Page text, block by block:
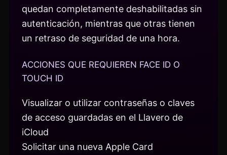
quedan completamente deshabilitadas sin
autenticación, mientras que otras tienen
un retraso de seguridad de una hora.
ACCIONES QUE REQUIEREN FACE ID O
TOUCH ID
Visualizar o utilizar contraseñas o claves
de acceso guardadas en el Llavero de
iCloud
Solicitar una nueva Apple Card